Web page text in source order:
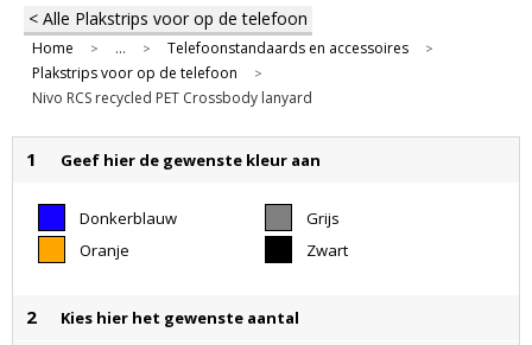
< Alle Plakstrips voor op de telefoon
Home > ... > Telefoonstandaards en accessoires >
Plakstrips voor op de telefoon >
Nivo RCS recycled PET Crossbody lanyard
1 Geef hier de gewenste kleur aan
Donkerblauw
Grijs
Oranje
Zwart
2 Kies hier het gewenste aantal